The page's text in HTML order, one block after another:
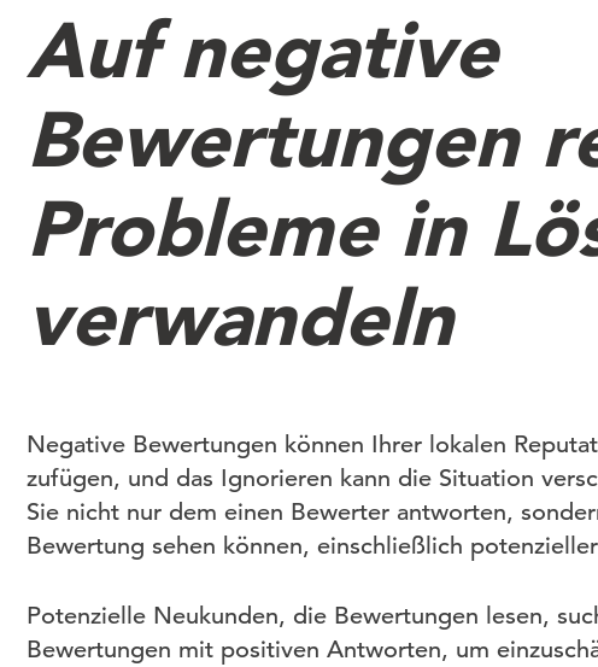
Auf negative
Bewertungen
Probleme in
verwandeln
Negative Bewertungen können Ihrer lokalen
zufügen, und das Ignorieren kann die Situation
Sie nicht nur dem einen Bewerter antworten,
Bewertung sehen können, einschließlich
Potenzielle Neukunden, die Bewertungen lesen,
Bewertungen mit positiven Antworten, um